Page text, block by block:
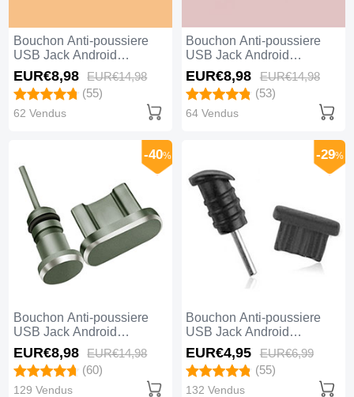
Bouchon Anti-poussiere
USB Jack Android
Universel C02 Argent
EUR€8,98 EUR€14,98
(55)
62 Vendus
Bouchon Anti-poussiere
USB Jack Android
Universel C02 Or Rose
EUR€8,98 EUR€14,98
(53)
64 Vendus
Bouchon Anti-poussiere
USB Jack Android
Universel Gris
-40%
EUR€8,98 EUR€14,98
(60)
129 Vendus
Bouchon Anti-poussiere
USB Jack Android
Universel C01 Noir
-29%
EUR€4,95 EUR€6,99
(55)
132 Vendus